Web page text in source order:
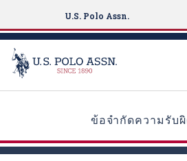
p
U.S. Polo Assn.
ข้อจำกัดความรับ